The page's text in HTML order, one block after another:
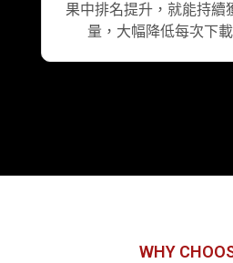
果中排名提升，就能持續
量，大幅降低每次下
WHY